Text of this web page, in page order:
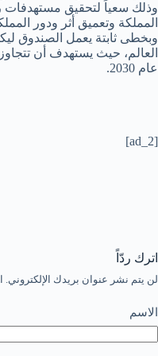
المملكة وتعميق أثر ودور
وبخطى ثابتة يعمل الصندوق
عام 2030.
[ad_2]
اترك ردّاً
لن يتم نشر عنوان بريدك الإلكتروني.
الاسم